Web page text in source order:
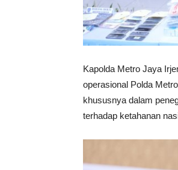
Kapolda Metro Jaya
operasional Polda
khususnya dalam
terhadap ketahanan